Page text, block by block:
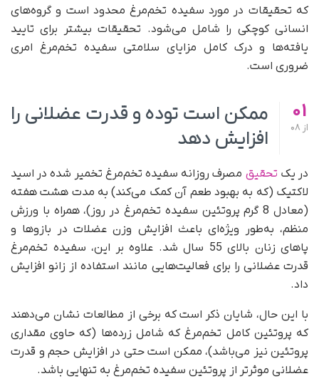
که تحقیقات در مورد سفیده تخم‌مرغ محدود است و گروه‌های
انسانی کوچکی را شامل می‌شود. تحقیقات بیشتر برای تایید
یافته‌ها و درک کامل مزایای سلامتی سفیده تخم‌مرغ امری
ضروری است.
01
از
ممکن است توده و قدرت عضلانی را
افزایش دهد
در یک تحقیق مصرف روزانه سفیده تخم‌مرغ تخمیر شده در اسید
لاکتیک (که به بهبود طعم آن کمک می‌کند) به مدت هشت هفته
(معادل 8 گرم پروتئین سفیده تخم‌مرغ در روز)، همراه با ورزش
منظم، به‌طور ویژه‌ای باعث افزایش وزن عضلات در بازوها و
پاهای زنان بالای 55 سال شد. علاوه بر این، سفیده تخم‌مرغ
قدرت عضلانی را برای فعالیت‌هایی مانند استفاده از زانو افزایش
داد.
با این حال، شایان ذکر است که برخی از مطالعات نشان می‌دهند
که پروتئین کامل تخم‌مرغ که شامل زرده‌ها (که حاوی مقداری
پروتئین نیز می‌باشد)، ممکن است حتی در افزایش حجم و قدرت
عضلانی موثرتر از پروتئین سفیده تخم‌مرغ به تنهایی باشد.